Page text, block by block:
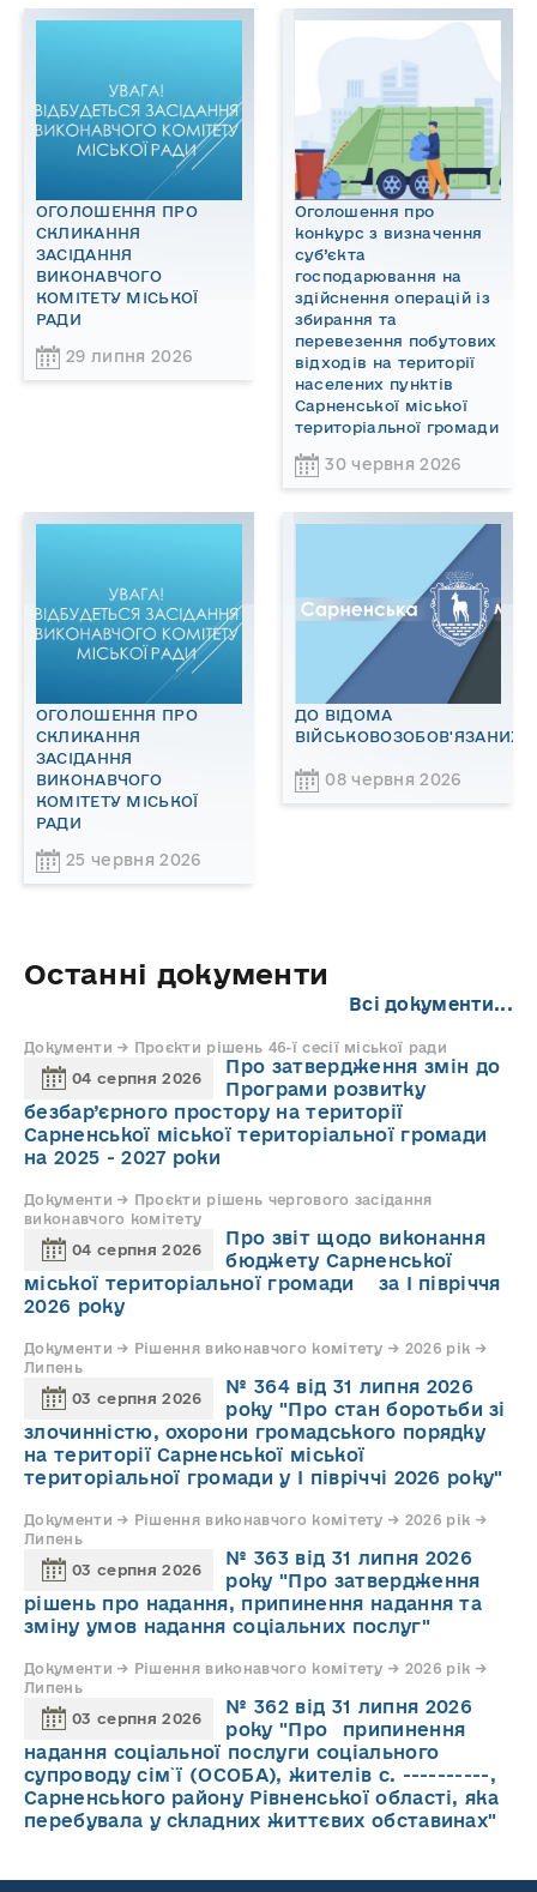
ОГОЛОШЕННЯ ПРО
СКЛИКАННЯ
ЗАСІДАННЯ
ВИКОНАВЧОГО
КОМІТЕТУ МІСЬКОЇ
РАДИ
29 липня 2026
Оголошення про
конкурс з визначення
суб’єкта
господарювання на
здійснення операцій із
збирання та
перевезення побутових
відходів на території
населених пунктів
Сарненської міської
територіальної громади
30 червня 2026
ОГОЛОШЕННЯ ПРО
СКЛИКАННЯ
ЗАСІДАННЯ
ВИКОНАВЧОГО
КОМІТЕТУ МІСЬКОЇ
РАДИ
25 червня 2026
ДО ВІДОМА
ВІЙСЬКОВОЗОБОВ'ЯЗАНИХ!
08 червня 2026
Останні документи
Всі документи...
Документи → Проєкти рішень 46-ї сесії міської ради
04 серпня 2026
Про затвердження змін до
Програми розвитку
безбар’єрного простору на території
Сарненської міської територіальної громади
на 2025 - 2027 роки
Документи → Проєкти рішень чергового засідання
виконавчого комітету
04 серпня 2026
Про звіт щодо виконання
бюджету Сарненської
міської територіальної громади за І півріччя
2026 року
Документи → Рішення виконавчого комітету → 2026 рік →
Липень
03 серпня 2026
№ 364 від 31 липня 2026
року "Про стан боротьби зі
злочинністю, охорони громадського порядку
на території Сарненської міської
територіальної громади у І півріччі 2026 року"
Документи → Рішення виконавчого комітету → 2026 рік →
Липень
03 серпня 2026
№ 363 від 31 липня 2026
року "Про затвердження
рішень про надання, припинення надання та
зміну умов надання соціальних послуг"
Документи → Рішення виконавчого комітету → 2026 рік →
Липень
03 серпня 2026
№ 362 від 31 липня 2026
року "Про припинення
надання соціальної послуги соціального
супроводу cім`ї (ОСОБА), жителів с. ----------,
Сарненського району Рівненської області, яка
перебувала у складних життєвих обставинах"